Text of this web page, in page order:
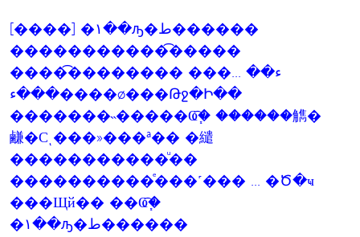
[����] �١��ԡ�ط������
������������͡����
�����͡������� ���ء�� ...
���ء����ø���Թջ�Ի��
�������˵�����Ҩ֧�͡ ������觹�
鹻�Сͺ���»���ª�� �繾
�����������ͧ��
����������ͤ���˹��� ... �Ծ�ҹ
���Щй�� ��Ҩ֧�͡
�١��ԡ�ط������